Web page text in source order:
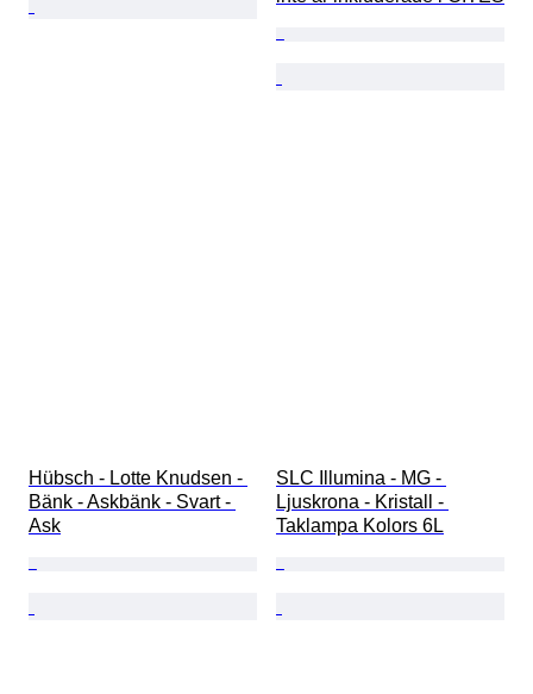
Hübsch - Lotte Knudsen -
Bänk - Askbänk - Svart -
Ask
SLC Illumina - MG -
Ljuskrona - Kristall -
Taklampa Kolors 6L